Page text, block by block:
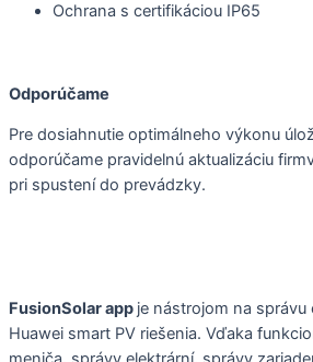
Ochrana s certifikáciou IP65
Odporúčame
Pre dosiahnutie optimálneho výkonu
odporúčame pravidelnú aktualizáciu
pri spustení do prevádzky.
FusionSolar app je nástrojom na správu
Huawei smart PV riešenia. Vďaka